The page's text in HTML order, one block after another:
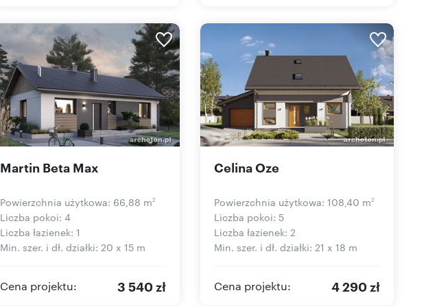
Martin Beta Max
Powierzchnia użytkowa: 66,88 m2
Liczba pokoi: 4
Liczba łazienek: 1
Min. szer. i dł. działki: 20 x 15 m
Cena projektu: 3 540 zł
Celina Oze
Powierzchnia użytkowa: 108,40 m2
Liczba pokoi: 5
Liczba łazienek: 2
Min. szer. i dł. działki: 21 x 18 m
Cena projektu: 4 290 zł